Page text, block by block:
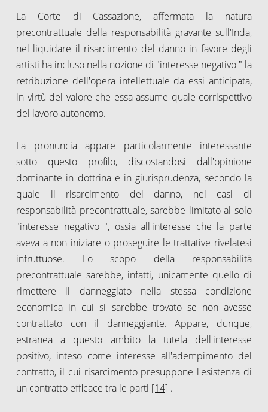
La Corte di Cassazione, affermata la natura
precontrattuale della responsabilità gravante sull'Inda,
nel liquidare il risarcimento del danno in favore degli
artisti ha incluso nella nozione di "interesse negativo " la
retribuzione dell'opera intellettuale da essi anticipata,
in virtù del valore che essa assume quale corrispettivo
del lavoro autonomo.
La pronuncia appare particolarmente interessante
sotto questo profilo, discostandosi dall'opinione
dominante in dottrina e in giurisprudenza, secondo la
quale il risarcimento del danno, nei casi di
responsabilità precontrattuale, sarebbe limitato al solo
"interesse negativo ", ossia all'interesse che la parte
aveva a non iniziare o proseguire le trattative rivelatesi
infruttuose. Lo scopo della responsabilità
precontrattuale sarebbe, infatti, unicamente quello di
rimettere il danneggiato nella stessa condizione
economica in cui si sarebbe trovato se non avesse
contrattato con il danneggiante. Appare, dunque,
estranea a questo ambito la tutela dell'interesse
positivo, inteso come interesse all'adempimento del
contratto, il cui risarcimento presuppone l'esistenza di
un contratto efficace tra le parti [14] .